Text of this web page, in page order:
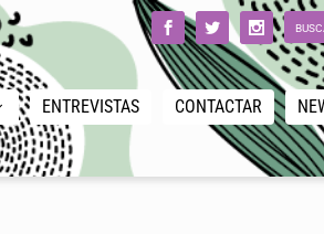
ENTREVISTAS CONTACTAR